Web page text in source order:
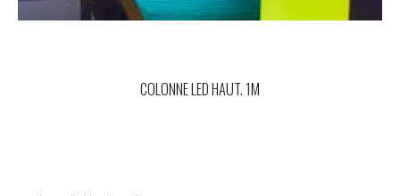
COLONNE LED HAUT. 1M